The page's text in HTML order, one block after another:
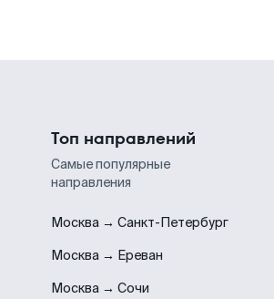
Топ направлений
Самые популярные
направления
Москва → Санкт-Петербург
Москва → Ереван
Москва → Сочи